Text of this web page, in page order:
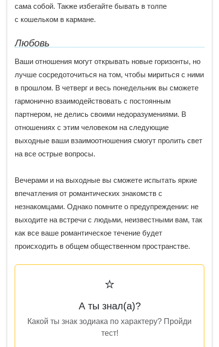
сама собой. Также избегайте бывать в толпе
с кошельком в кармане.
Любовь
Ваши отношения могут открывать новые горизонты, но
лучше сосредоточиться на том, чтобы мириться с ними
в прошлом. В четверг и весь понедельник вы сможете
гармонично взаимодействовать с постоянным
партнером, не делись своими недоразумениями. В
отношениях с этим человеком на следующие
выходные ваши взаимоотношения смогут пролить свет
на все острые вопросы.
Вечерами и на выходные вы сможете испытать яркие
впечатления от романтических знакомств с
незнакомцами. Однако помните о предупреждении: не
выходите на встречи с людьми, неизвестными вам, так
как все ваше романтическое течение будет
происходить в общем общественном пространстве.
⭐
А ты знал(а)?
Какой ты знак зодиака по характеру? Пройди
тест!